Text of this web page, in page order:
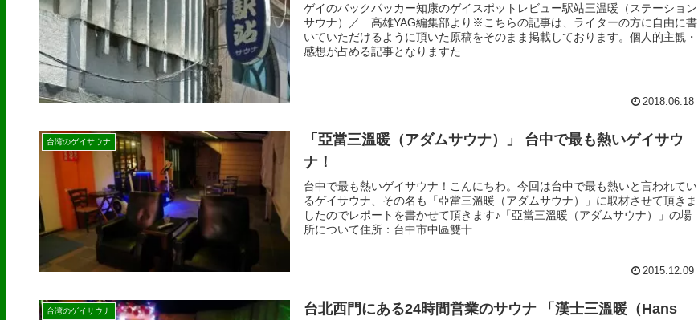
ゲイのバックパッカー知康のゲイスポットレビュー駅站三温暖（ステーション
サウナ）／ 高雄YAG編集部より※こちらの記事は、ライターの方に自由に書
いていただけるように頂いた原稿をそのまま掲載しております。個人的主観・
感想が占める記事となりますた...
2018.06.18
台湾のゲイサウナ
「亞當三溫暖（アダムサウナ）」 台中で最も熱いゲイサウ
ナ！
台中で最も熱いゲイサウナ！こんにちわ。今回は台中で最も熱いと言われてい
るゲイサウナ、その名も「亞當三溫暖（アダムサウナ）」に取材させて頂きま
したのでレポートを書かせて頂きます♪「亞當三溫暖（アダムサウナ）」の場
所について住所：台中市中區雙十...
2015.12.09
台湾のゲイサウナ
台北西門にある24時間営業のサウナ 「漢士三溫暖（Hans